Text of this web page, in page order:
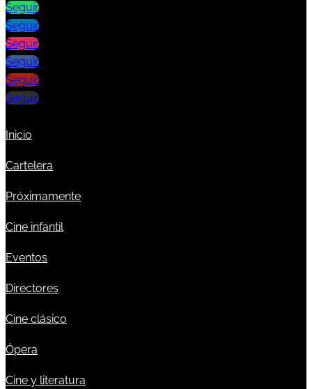
Seguir
Seguir
Seguir
Seguir
Seguir
Seguir
Inicio
Cartelera
Próximamente
Cine infantil
Eventos
Directores
Cine clásico
Ópera
Cine y literatura